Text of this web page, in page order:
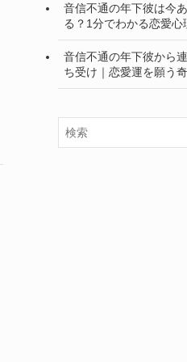
音信不通の年下彼は今
る？1分でわかる恋愛心
音信不通の年下彼から
ち受け｜恋愛運を願う